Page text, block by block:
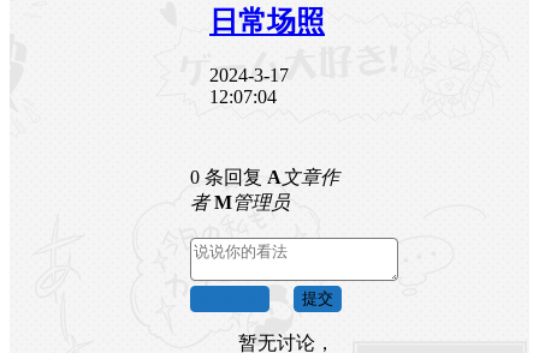
日常场照
2024-3-17
12:07:04
0 条回复 A文章作
者 M管理员
提交
暂无讨论，